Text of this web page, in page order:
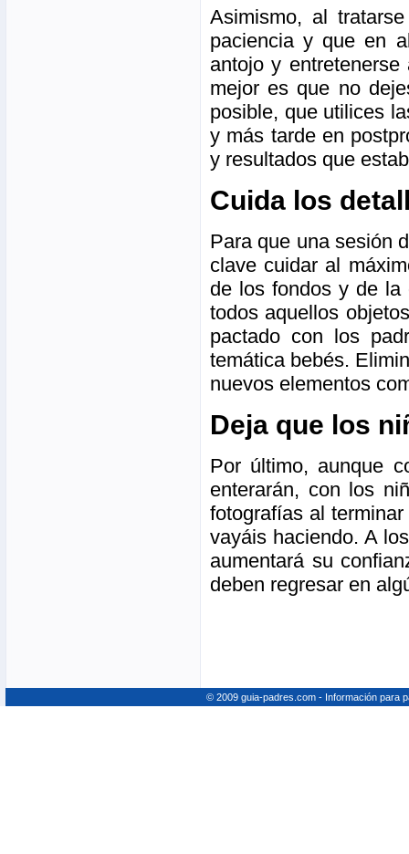
Asimismo, al
paciencia y que en
antojo y
mejor es que no
posible, que utilices
y más tarde en
y resultados que
Cuida los
Para que una sesión
clave cuidar al
de los fondos y de la
todos aquellos
pactado con los
temática bebés.
nuevos elementos
Deja que los
Por último, aunque
enterarán, con los
fotografías al
vayáis haciendo. A
aumentará su
deben regresar en
© 2009 guia-padres.com - Información para